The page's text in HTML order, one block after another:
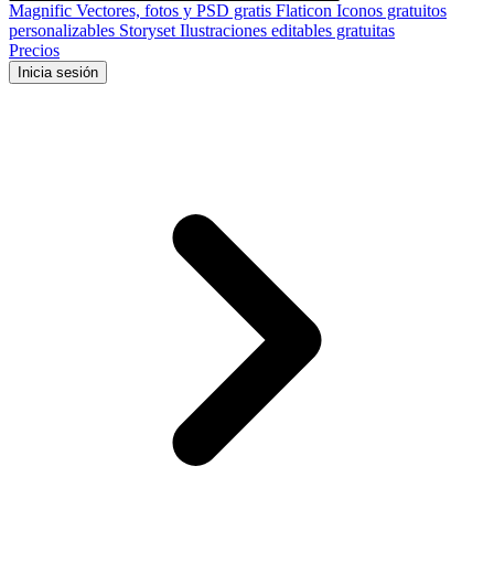
Magnific Vectores, fotos y PSD gratis Flaticon Iconos gratuitos
personalizables Storyset Ilustraciones editables gratuitas
Precios
Inicia sesión